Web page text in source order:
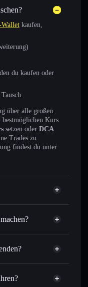
kaufen,
du kaufen oder
über alle großen
Kurs
setzen oder DCA
Trades zu
findest du unter
nicht verifiziert
SOL, USDC
zu deinem
Privacy